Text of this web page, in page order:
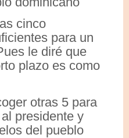
cinco
para un
le diré que
plazo es como
otras 5 para
presidente y
del pueblo